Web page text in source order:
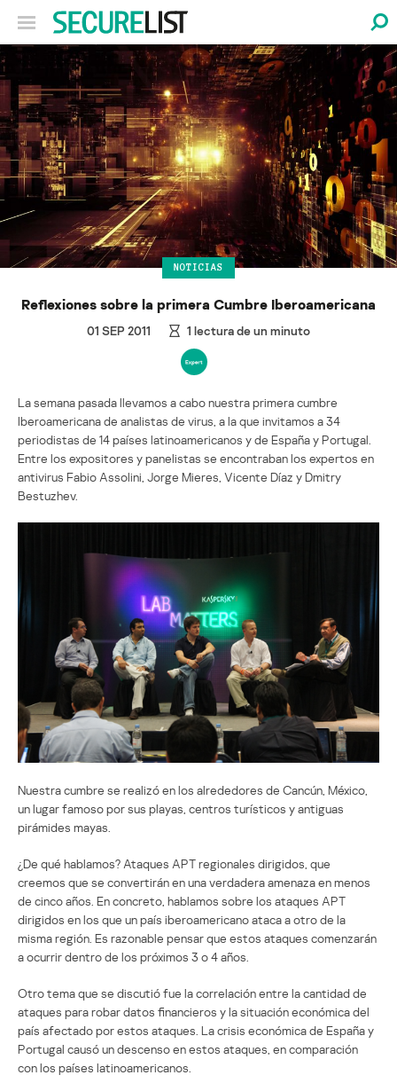
NOTICIAS
Reflexiones sobre la primera Cumbre Iberoamericana
01 SEP 2011 1 lectura de un minuto
La semana pasada llevamos a cabo nuestra primera cumbre
Iberoamericana de analistas de virus, a la que invitamos a 34
periodistas de 14 países latinoamericanos y de España y Portugal.
Entre los expositores y panelistas se encontraban los expertos en
antivirus Fabio Assolini, Jorge Mieres, Vicente Díaz y Dmitry
Bestuzhev.
Nuestra cumbre se realizó en los alrededores de Cancún, México,
un lugar famoso por sus playas, centros turísticos y antiguas
pirámides mayas.
¿De qué hablamos? Ataques APT regionales dirigidos, que
creemos que se convertirán en una verdadera amenaza en menos
de cinco años. En concreto, hablamos sobre los ataques APT
dirigidos en los que un país iberoamericano ataca a otro de la
misma región. Es razonable pensar que estos ataques comenzarán
a ocurrir dentro de los próximos 3 o 4 años.
Otro tema que se discutió fue la correlación entre la cantidad de
ataques para robar datos financieros y la situación económica del
país afectado por estos ataques. La crisis económica de España y
Portugal causó un descenso en estos ataques, en comparación
con los países latinoamericanos.